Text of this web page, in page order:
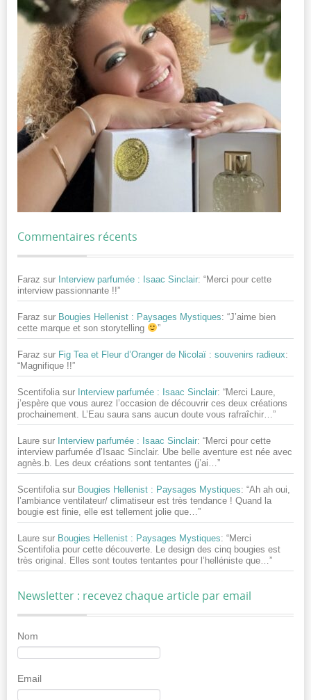
Commentaires récents
Faraz sur Interview parfumée : Isaac Sinclair: “Merci pour cette
interview passionnante !!”
Faraz sur Bougies Hellenist : Paysages Mystiques: “J’aime bien
cette marque et son storytelling
”
Faraz sur Fig Tea et Fleur d’Oranger de Nicolaï : souvenirs radieux:
“Magnifique !!”
Scentifolia sur Interview parfumée : Isaac Sinclair: “Merci Laure,
j’espère que vous aurez l’occasion de découvrir ces deux créations
prochainement. L’Eau saura sans aucun doute vous rafraîchir…”
Laure sur Interview parfumée : Isaac Sinclair: “Merci pour cette
interview parfumée d’Isaac Sinclair. Ube belle aventure est née avec
agnès.b. Les deux créations sont tentantes (j’ai…”
Scentifolia sur Bougies Hellenist : Paysages Mystiques: “Ah ah oui,
l’ambiance ventilateur/ climatiseur est très tendance ! Quand la
bougie est finie, elle est tellement jolie que…”
Laure sur Bougies Hellenist : Paysages Mystiques: “Merci
Scentifolia pour cette découverte. Le design des cinq bougies est
très original. Elles sont toutes tentantes pour l’helléniste que…”
Newsletter : recevez chaque article par email
Nom
Email